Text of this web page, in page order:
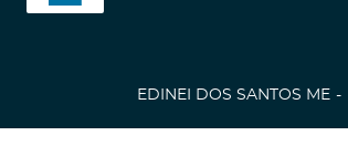
EDINEI DOS SANTOS ME